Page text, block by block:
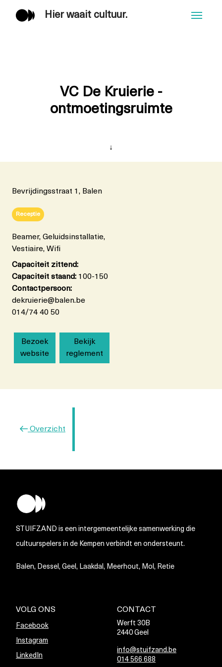
Hier waait cultuur. Menu
VC De Kruierie -
ontmoetingsruimte
↓
Bevrijdingsstraat 1, Balen
Receptie
Beamer, Geluidsinstallatie,
Vestiaire, Wifi
Capaciteit zittend:
Capaciteit staand: 100-150
Contactpersoon:
dekruierie@balen.be
014/74 40 50
Bezoek
website
Bekijk
reglement
VorigOverzicht
STUIFZAND is een intergemeentelijke samenwerking die
cultuurspelers in de Kempen verbindt en ondersteunt.
Balen, Dessel, Geel, Laakdal, Meerhout, Mol, Retie
VOLG ONS
Facebook
Instagram
LinkedIn
CONTACT
Werft 30B
2440 Geel
info@stuifzand.be
014 566 688